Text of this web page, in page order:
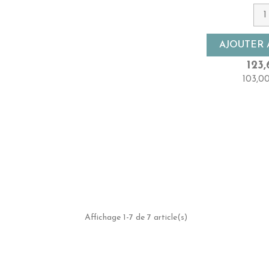
7 - Blond
Densité
Haute
Longueur
AJOUTER
Affichage 1-7 de 7 article(s)